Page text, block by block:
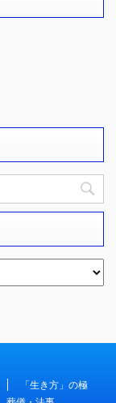
「生き方」の極